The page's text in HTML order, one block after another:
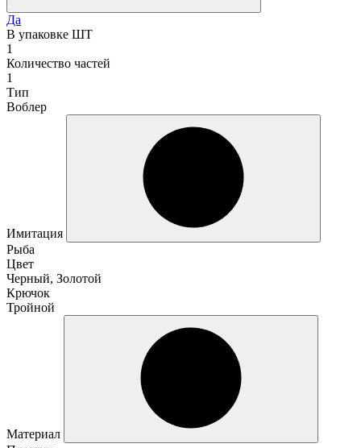
Да
В упаковке ШТ
1
Количество частей
1
Тип
Воблер
Имитация
Рыба
Цвет
Черный, Золотой
Крючок
Тройной
Материал